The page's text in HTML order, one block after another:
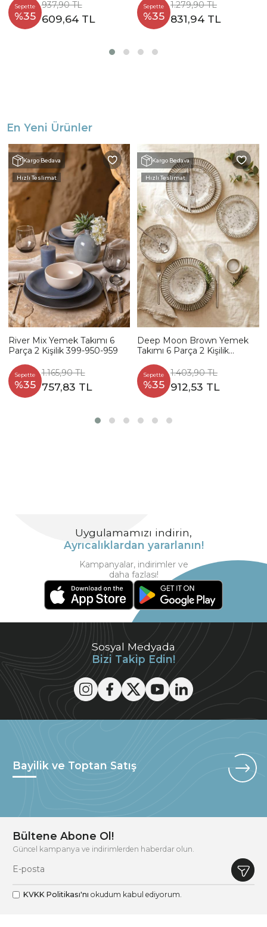
Sepette
%35
937,90 TL
609,64 TL
Sepette
%35
1.279,90 TL
831,94 TL
En Yeni Ürünler
Kargo Bedava
Hızlı Teslimat
River Mix Yemek Takımı 6
Parça 2 Kişilik 399-950-959
Sepette
%35
1.165,90 TL
757,83 TL
Kargo Bedava
Hızlı Teslimat
Deep Moon Brown Yemek
Takımı 6 Parça 2 Kişilik
Sepette
%35
1.403,90 TL
912,53 TL
Sosyal Medyada
Bizi Takip Edin!
Uygulamamızı indirin,
Ayrıcalıklardan yararlanın!
Kampanyalar, indirimler ve
daha fazlası!
Bayilik ve Toptan Satış
Bültene Abone Ol!
Güncel kampanya ve indirimlerden haberdar olun.
KVKK Politikası'nı okudum kabul ediyorum.